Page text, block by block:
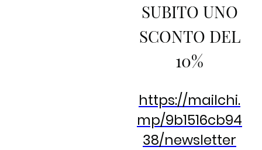
SUBITO UNO
SCONTO DEL
10%
https://mailchi.
mp/9b1516cb94
38/newsletter